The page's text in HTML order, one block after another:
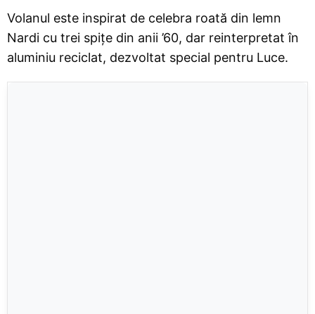
Volanul este inspirat de celebra roată din lemn
Nardi cu trei spițe din anii ’60, dar reinterpretat în
aluminiu reciclat, dezvoltat special pentru Luce.